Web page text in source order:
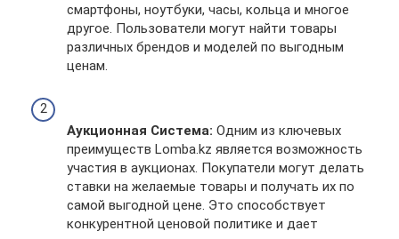
смартфоны, ноутбуки, часы, кольца и многое
другое. Пользователи могут найти товары
различных брендов и моделей по выгодным
ценам.
Аукционная Система: Одним из ключевых
преимуществ Lomba.kz является возможность
участия в аукционах. Покупатели могут делать
ставки на желаемые товары и получать их по
самой выгодной цене. Это способствует
конкурентной ценовой политике и дает